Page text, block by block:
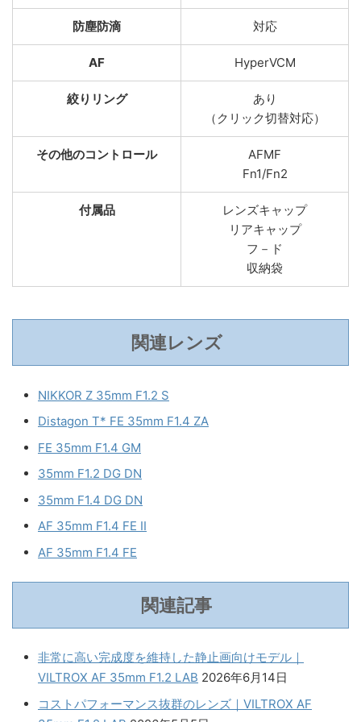
防塵防滴 対応
AF HyperVCM
絞りリング
あり
（クリック切替対応）
その他のコントロール
AFMF
Fn1/Fn2
付属品
レンズキャップ
リアキャップ
フ－ド
収納袋
関連レンズ
NIKKOR Z 35mm F1.2 S
Distagon T* FE 35mm F1.4 ZA
FE 35mm F1.4 GM
35mm F1.2 DG DN
35mm F1.4 DG DN
AF 35mm F1.4 FE II
AF 35mm F1.4 FE
関連記事
非常に高い完成度を維持した静止画向けモデル｜
VILTROX AF 35mm F1.2 LAB 2026年6月14日
コストパフォーマンス抜群のレンズ｜VILTROX AF